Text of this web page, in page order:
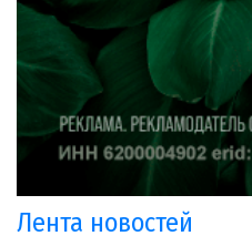
Лента новостей